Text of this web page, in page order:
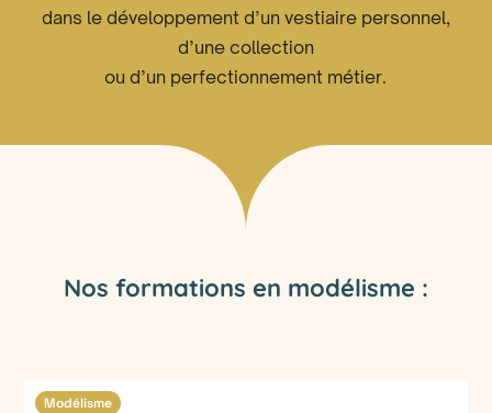
dans le développement d’un vestiaire personnel,
d’une collection
ou d’un perfectionnement métier.
Nos formations en modélisme :
Modélisme